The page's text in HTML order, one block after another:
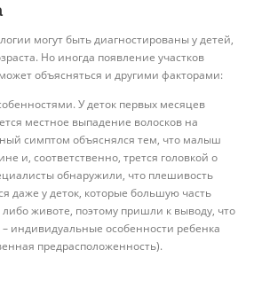
могут быть диагностированы у детей,
Но иногда появление участков
объясняться и другими факторами:
У деток первых месяцев
местное выпадение волосков на
симптом объяснялся тем, что малыш
и, соответственно, трется головкой о
обнаружили, что плешивость
даже у деток, которые большую часть
животе, поэтому пришли к выводу, что
индивидуальные особенности ребенка
предрасположенность).